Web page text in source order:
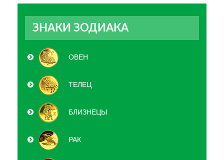
ЗНАКИ ЗОДИАКА
ОВЕН
ТЕЛЕЦ
БЛИЗНЕЦЫ
РАК